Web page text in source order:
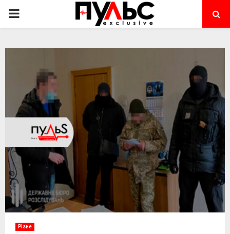
PRIMARY
Різне